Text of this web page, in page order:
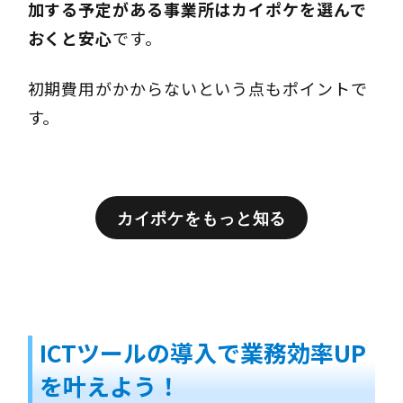
加する予定がある事業所はカイポケを選んで
おくと安心です。
初期費用がかからないという点もポイントで
す。
カイポケをもっと知る
ICTツールの導入で業務効率UP
を叶えよう！